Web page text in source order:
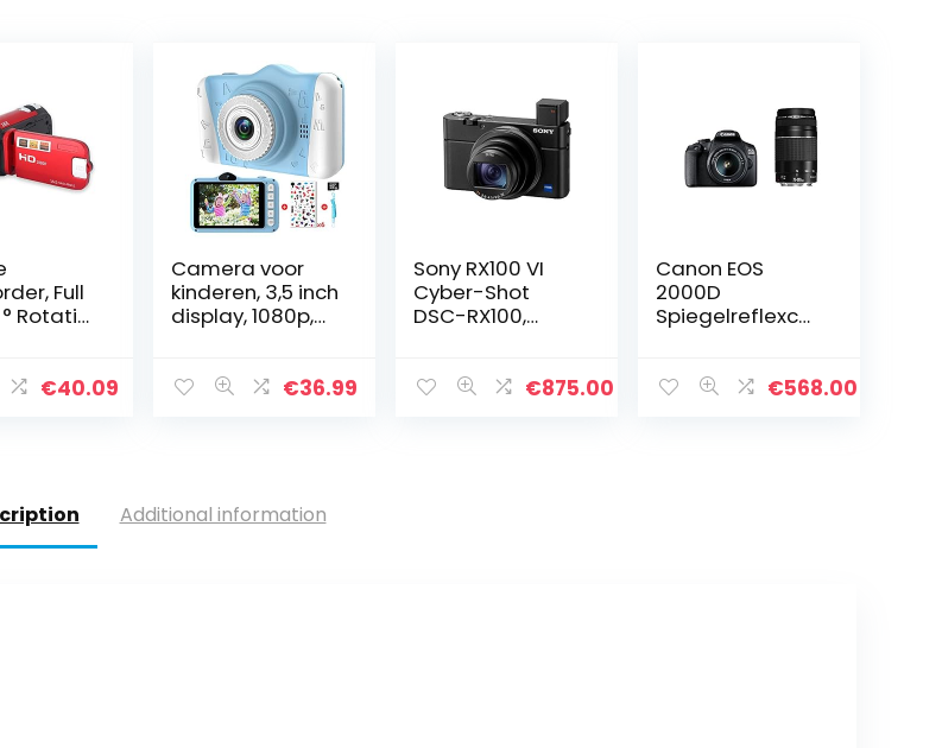
Full
Rotatie
€40.09
Camera voor
kinderen, 3,5 inch
display, 1080p,
USB,
€36.99
Sony RX100 VI
Cyber-Shot
DSC-RX100,
€875.00
Canon EOS
2000D
Spiegelreflexca
300 DC Kit, €568.00
Additional information